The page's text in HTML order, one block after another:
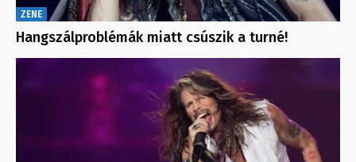
ZENE
Hangszálproblémák miatt csúszik a turné!